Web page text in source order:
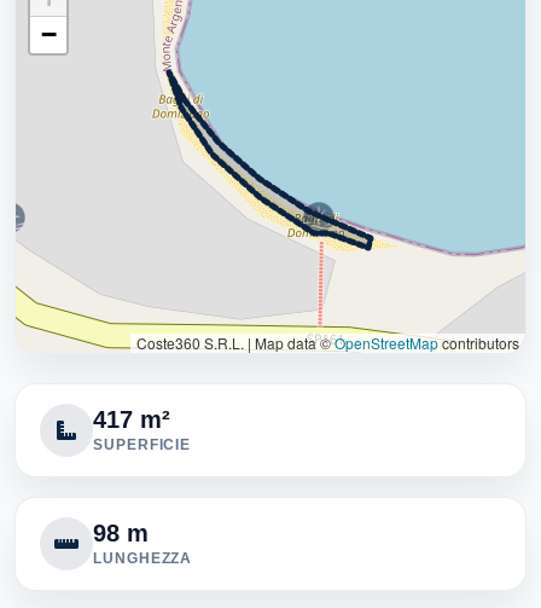
−
Coste360 S.R.L. | Map data ©OpenStreetMapcontributors
417 m²
SUPERFICIE
98 m
LUNGHEZZA